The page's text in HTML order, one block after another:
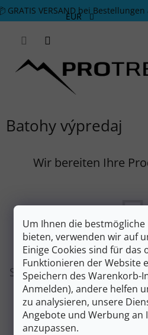
Um Ihnen die
bieten, verwenden wir auf
Einige Cookies sind für das
Funktionieren der Website
Speichern des Warenkorb-
Anmelden), andere helfen
zu analysieren, unsere
Angebote und Werbung an
anzupassen.
Zum Inhalt springen
GRATIS VERSAND bei Bestellungen
EUR
Batohy výpredaj
Wir bereiten Ihre
Sie können sich aber